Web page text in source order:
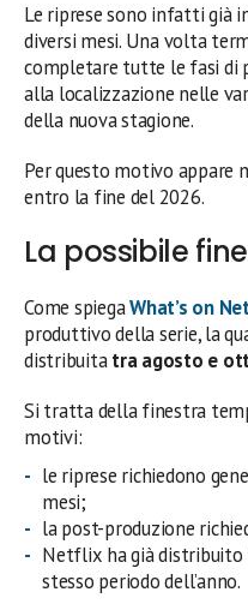
Le riprese sono infatti già
diversi mesi. Una volta
completare tutte le fasi di
alla localizzazione nelle
della nuova stagione.
Per questo motivo
entro la fine del 2026.
La possibile
Come spiegaWhat’s on
produttivo della serie, la
distribuitatra agosto e
Si tratta della finestra
motivi:
le riprese richiedono
mesi;
la post-produzione
Netflix ha già distribuito
stesso periodo dell’anno.